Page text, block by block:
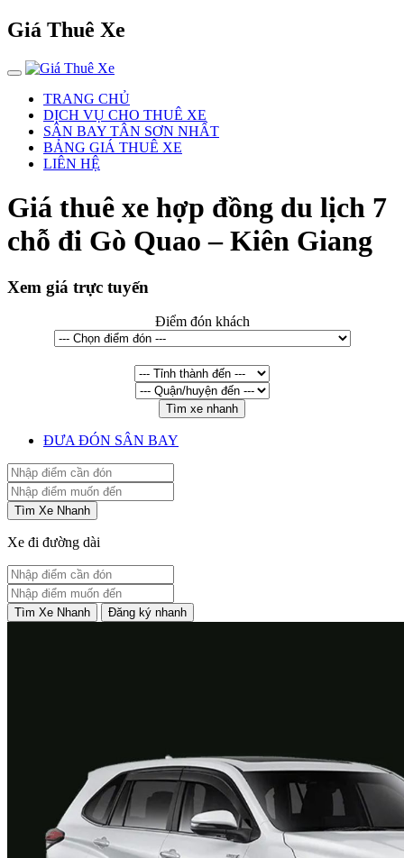
Giá Thuê Xe
TRANG CHỦ
DỊCH VỤ CHO THUÊ XE
SÂN BAY TÂN SƠN NHẤT
BẢNG GIÁ THUÊ XE
LIÊN HỆ
Giá thuê xe hợp đồng du lịch 7
chỗ đi Gò Quao – Kiên Giang
Xem giá trực tuyến
Điểm đón khách
Tìm xe nhanh
ĐƯA ĐÓN SÂN BAY
Tìm Xe Nhanh
Xe đi đường dài
Tìm Xe Nhanh Đăng ký nhanh